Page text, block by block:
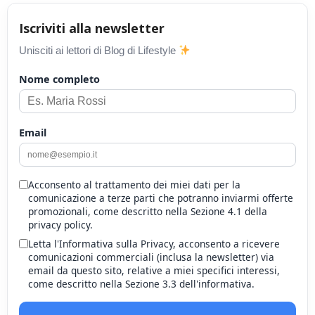
Iscriviti alla newsletter
Unisciti ai lettori di Blog di Lifestyle
Nome completo
Email
Acconsento al trattamento dei miei dati per la
comunicazione a terze parti che potranno inviarmi offerte
promozionali, come descritto nella Sezione 4.1 della
privacy policy.
Letta l'Informativa sulla Privacy, acconsento a ricevere
comunicazioni commerciali (inclusa la newsletter) via
email da questo sito, relative a miei specifici interessi,
come descritto nella Sezione 3.3 dell'informativa.